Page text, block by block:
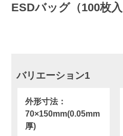
ESDバッグ（100枚入
バリエーション1
外形寸法：
70×150mm(0.05mm
厚)